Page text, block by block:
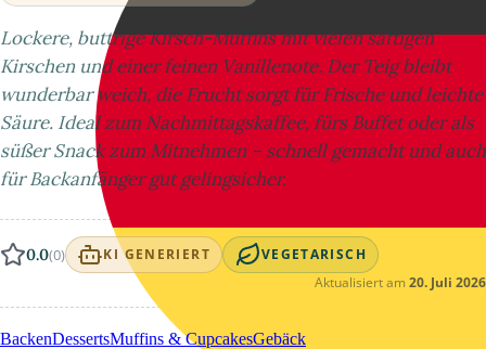
Lockere, buttrige Kirsch-Muffins mit vielen saftigen
Kirschen und einer feinen Vanillenote. Der Teig bleibt
wunderbar weich, die Frucht sorgt für Frische und leichte
Säure. Ideal zum Nachmittagskaffee, fürs Buffet oder als
süßer Snack zum Mitnehmen – schnell gemacht und auch
für Backanfänger gut gelingsicher.
0.0(0) KI GENERIERT VEGETARISCH
Aktualisiert am 20. Juli 2026
BackenDessertsMuffins & CupcakesGebäck